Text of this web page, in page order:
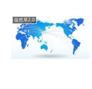
徒然草2.0